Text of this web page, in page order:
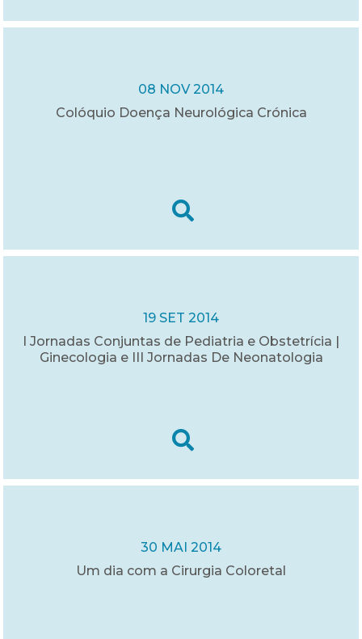
08 NOV 2014
Colóquio Doença Neurológica Crónica
19 SET 2014
I Jornadas Conjuntas de Pediatria e Obstetrícia |
Ginecologia e III Jornadas De Neonatologia
30 MAI 2014
Um dia com a Cirurgia Coloretal